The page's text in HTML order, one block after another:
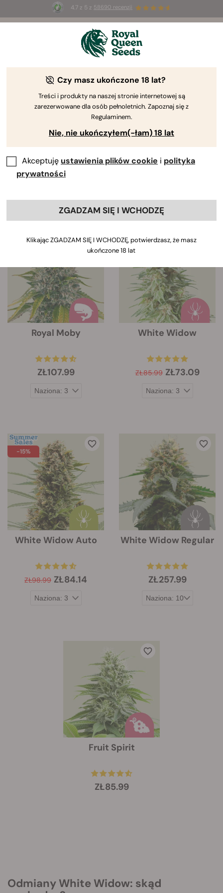
4.7 z 5 z 58690 recenzji
3 nasiona White Widow Auto
Odmiany nasion marihuany White Widow
Odkryj dziedzictwo odmian nasion White Widow.
Zawierają one oryginalną genetykę i ich najlepsze
krzyżówki. Te potomkinie oferują towarzyskie i
motywujące doznania, idealne na aktywne dni.
Zapoznaj się z nimi poniżej.
Sortuj według
Royal Moby
ZŁ107.99
-15%
White Widow
ZŁ85.99 ZŁ73.09
-15%
White Widow Auto
ZŁ98.99 ZŁ84.14
White Widow Regular
ZŁ257.99
Fruit Spirit
ZŁ85.99
Odmiany White Widow: skąd
Czy masz ukończone 18 lat?
Treści i produkty na naszej stronie internetowej są
zarezerwowane dla osób pełnoletnich. Zapoznaj się z
Regulaminem.
Nie, nie ukończyłem(-łam) 18 lat
Akceptuję ustawienia plików cookie i polityka
prywatności
ZGADZAM SIĘ I WCHODZĘ
Klikając ZGADZAM SIĘ I WCHODZĘ, potwierdzasz, że masz
ukończone 18 lat